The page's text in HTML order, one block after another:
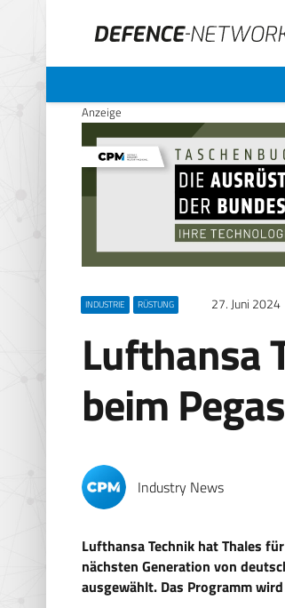
Anzeige
INDUSTRIE RÜSTUNG 27. Juni 2024
Lufthansa
beim
Industry News
Lufthansa Technik hat Thales
nächsten Generation von
ausgewählt. Das Programm